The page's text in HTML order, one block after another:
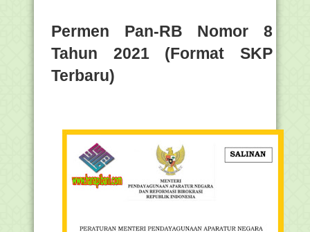
Permen Pan-RB Nomor 8
Tahun 2021 (Format SKP
Terbaru)